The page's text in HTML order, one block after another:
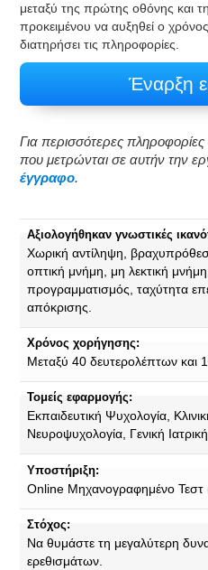
μεταξύ της πρώτης οθόνης και
προκειμένου να αυξηθεί ο
διατηρήσει τις πληροφορίες.
Έναρξη
Για περισσότερες πληροφορίες
που μετρώνται σε αυτήν την
έγγραφο.
Αξιολογήθηκαν γνωστικές
Χωρική αντίληψη,
οπτική μνήμη, μη λεκτική
προγραμματισμός, ταχύτητα
απόκρισης.
Χρόνος χορήγησης:
Μεταξύ 40 δευτερολέπτων και
Τομείς εφαρμογής:
Εκπαιδευτική Ψυχολογία,
Νευροψυχολογία, Γενική
Υποστήριξη:
Online Μηχανογραφημένο Τεστ
Στόχος:
Να θυμάστε τη μεγαλύτερη
ερεθισμάτων.